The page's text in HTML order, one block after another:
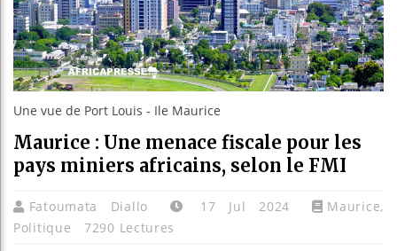
Une vue de Port Louis - Ile Maurice
Maurice : Une menace fiscale pour les
pays miniers africains, selon le FMI
Fatoumata Diallo 17 Jul 2024 Maurice,
Politique
7290 Lectures